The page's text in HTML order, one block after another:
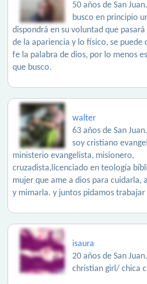
50 años de San Juan.
busco en principio
dispondrá en su voluntad que pasará
de la apariencia y lo físico, se puede
fe la palabra de dios, por lo menos
que busco.
walter
63 años de San Juan.
soy cristiano
ministerio evangelista, misionero,
cruzadista,licenciado en teología
mujer que ame a dios para cuidarla,
y mimarla. y juntos pidamos trabajar
isaura
20 años de San Juan.
christian girl/ chica